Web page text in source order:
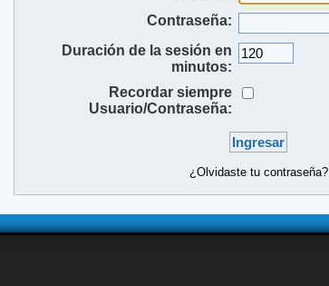
Contraseña:
Duración de la sesión en
minutos:
Recordar siempre
Usuario/Contraseña:
¿Olvidaste tu contraseña?